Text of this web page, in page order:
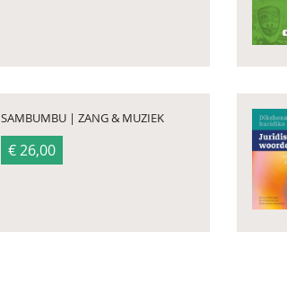
SAMBUMBU | ZANG & MUZIEK
€ 26,00